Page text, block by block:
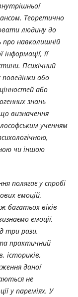
. Теоретично
людину до
про навколишній
її
Психічний
або
або
знань
визначення
ученням
чи іншою
полягає у спробі
емоцій,
багатьох віків
емоції,
три рази.
практичний
істориків,
даної
не
у пареміях. У